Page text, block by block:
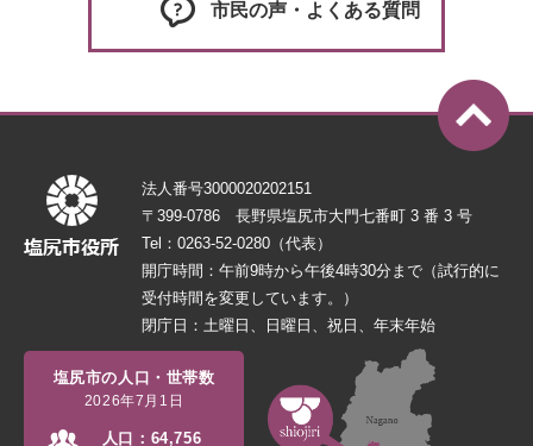
市民の声・よくある質問
法人番号3000020202151
〒399-0786 長野県塩尻市大門七番町 3 番 3 号
Tel：0263-52-0280（代表）
開庁時間：午前9時から午後4時30分まで（試行的に
受付時間を変更しています。）
閉庁日：土曜日、日曜日、祝日、年末年始
塩尻市の人口・世帯数
2026年7月1日
人口： 64,756